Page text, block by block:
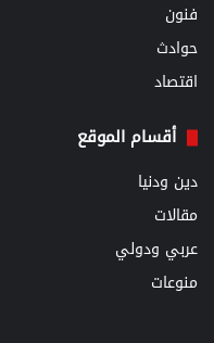
فنون
حوادث
اقتصاد
أقسام الموقع
دين ودنيا
مقالات
عربي ودولي
منوعات